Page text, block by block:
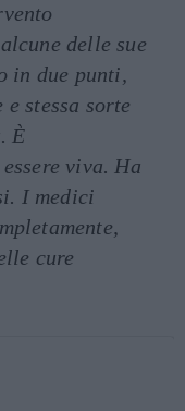
delle sue
in due punti,
stessa sorte
È
viva. Ha
I medici
cure